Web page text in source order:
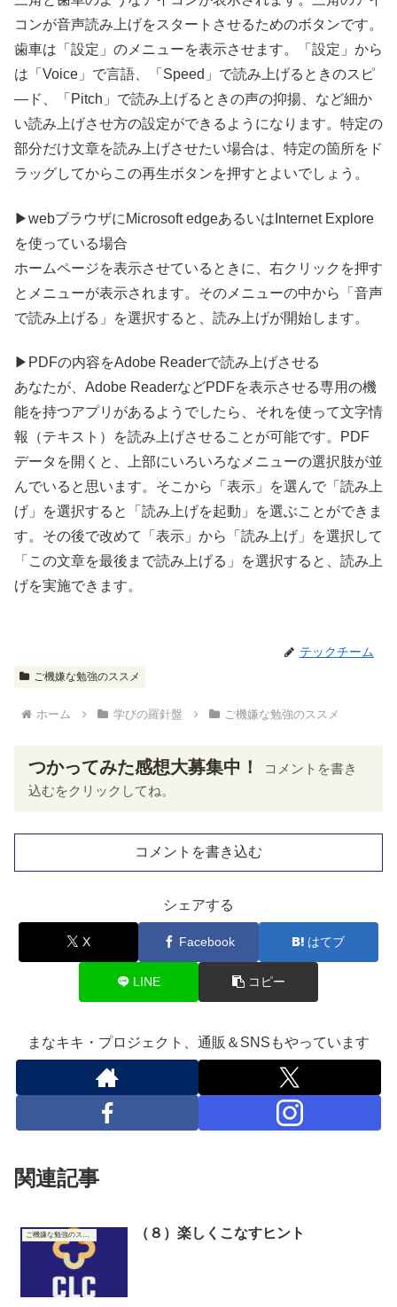
コンが音声読み上げをスタートさせるためのボタンです。
歯車は「設定」のメニューを表示させます。「設定」から
は「Voice」で言語、「Speed」で読み上げるときのスピ
―ド、「Pitch」で読み上げるときの声の抑揚 、など細か
い読み上げさせ方の設定ができるようになります。特定の
部分だけ文章を読み上げさせたい場合は、特定の箇所をド
ラッグしてからこの再生ボタンを押すとよいでしょう。
▶webブラウザにMicrosoft edgeあるいはInternet Explore
を使っている場合
ホームページを表示させているときに、右クリックを押す
とメニューが表示されます。そのメニューの中から「音声
で読み上げる」を選択すると、読み上げが開始します。
▶PDFの内容をAdobe Readerで読み上げさせる
あなたが、Adobe ReaderなどPDFを表示させる専用の機
能を持つアプリがあるようでしたら、それを使って文字情
報（テキスト）を読み上げさせることが可能です。PDF
データを開くと、上部にいろいろなメニューの選択肢が並
んでいると思います。そこから「表示」を選んで「読み上
げ」を選択すると「読み上げを起動 」を選ぶことができま
す。その後で改めて「表示」から「読み上げ」を選択 して
「この文章を最後まで読み上げる」を選択すると、読み上
げを実施できます。
テックチーム
ご機嫌な勉強のススメ
ホーム 学びの羅針盤 ご機嫌な勉強のススメ
つかってみた感想大募集中！
コメントを書き
込むをクリックしてね。
コメントを書き込む
シェアする
X Facebook はてブ
LINE コピー
まなキキ・プロジェクト、通販＆SNSもやっています
関連記事
ご機嫌な勉強のススメ （８）楽しくこなすヒント